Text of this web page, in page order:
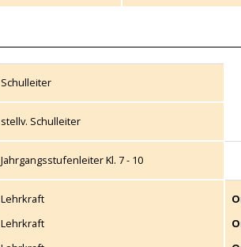
Schulleiter
stellv. Schulleiter
Jahrgangsstufenleiter Kl. 7 - 10
Lehrkraft
Lehrkraft